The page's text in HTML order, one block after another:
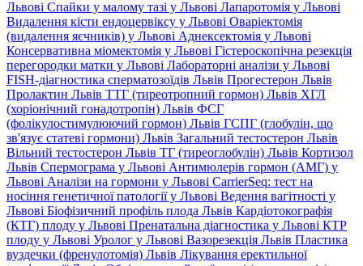
Львові Спайки у малому тазі у Львові Лапаротомія у Львові
Видалення кісти ендоцервіксу у Львові Оваріектомія
(видалення яєчників) у Львові Аднексектомія у Львові
Консервативна міомектомія у Львові Гістероскопічна резекція
перегородки матки у Львові Лабораторні аналізи у Львові
FISH-діагностика сперматозоїдів Львів Прогестерон Львів
Пролактин Львів ТТГ (тиреотропний гормон) Львів ХГЛ
(хоріонічний гонадотропін) Львів ФСГ
(фолікулостимулюючий гормон) Львів ГСПГ (глобулін, що
зв'язує статеві гормони) Львів Загальний тестостерон Львів
Вільний тестостерон Львів ТГ (тиреоглобулін) Львів Кортизол
Львів Спермограма у Львові Антимюлерів гормон (АМГ) у
Львові Аналізи на гормони у Львові CarrierSeq: тест на
носіння генетичної патології у Львові Ведення вагітності у
Львові Біофізичний профіль плода Львів Кардіотокографія
(КТГ) плоду у Львові Пренатальна діагностика у Львові КТР
плоду у Львові Уролог у Львові Вазорезекція Львів Пластика
вуздечки (френулотомія) Львів Лікування еректильної